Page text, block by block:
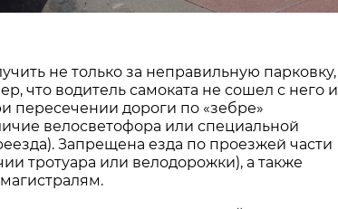
не только за неправильную парковку,
что водитель самоката не сошел с него и
пересечении дороги по «зебре»
велосветофора или специальной
Запрещена езда по проезжей части
тротуара или велодорожки), а также